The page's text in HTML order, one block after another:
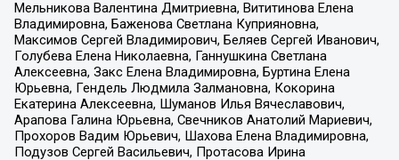
Мельникова Валентина Дмитриевна, Вититинова Елена
Владимировна, Баженова Светлана Куприяновна,
Максимов Сергей Владимирович, Беляев Сергей Иванович,
Голубева Елена Николаевна, Ганнушкина Светлана
Алексеевна, Закс Елена Владимировна, Буртина Елена
Юрьевна, Гендель Людмила Залмановна, Кокорина
Екатерина Алексеевна, Шуманов Илья Вячеславович,
Арапова Галина Юрьевна, Свечников Анатолий Мариевич,
Прохоров Вадим Юрьевич, Шахова Елена Владимировна,
Подузов Сергей Васильевич, Протасова Ирина